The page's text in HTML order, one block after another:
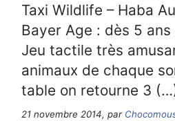
Taxi Wildlife – Haba
Bayer Age : dès 5
Jeu tactile très
animaux de chaque
table on retourne 3
21 novembre 2014, par